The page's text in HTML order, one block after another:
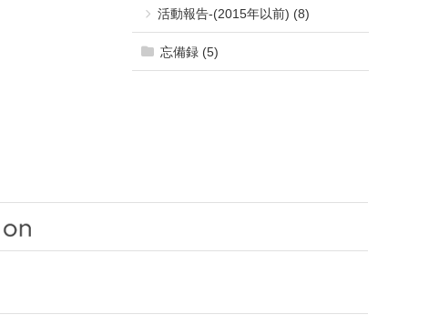
活動報告-(2015年以前) (8)
忘備録 (5)